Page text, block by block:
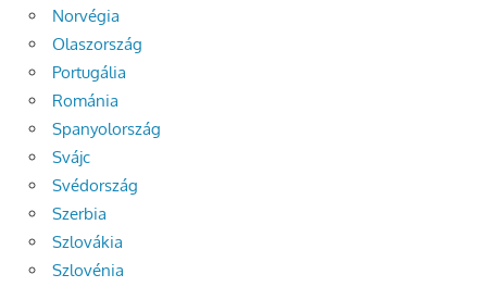
Norvégia
Olaszország
Portugália
Románia
Spanyolország
Svájc
Svédország
Szerbia
Szlovákia
Szlovénia